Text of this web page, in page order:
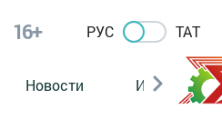
16+ РУС ТАТ
Новости Из зала суда